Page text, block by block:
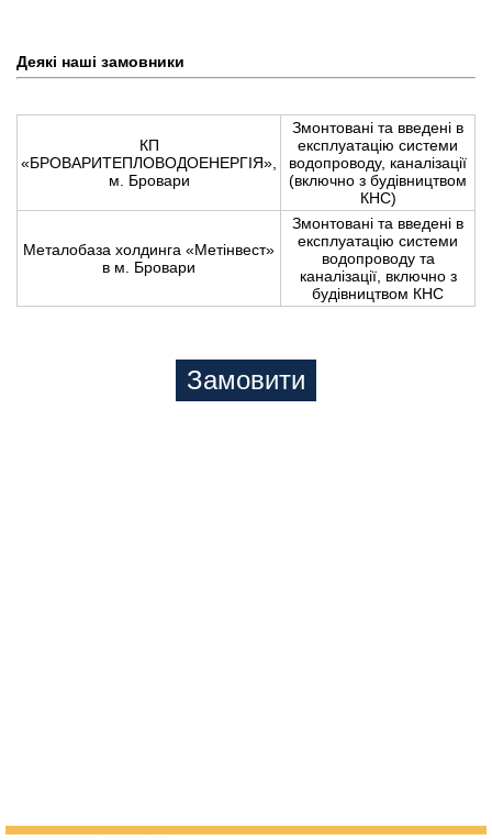
Деякі наші замовники
КП
«БРОВАРИТЕПЛОВОДОЕНЕРГІЯ»,
м. Бровари
Змонтовані та введені в
експлуатацію системи
водопроводу, каналізації
(включно з будівництвом
КНС)
Металобаза холдинга «Метінвест»
в м. Бровари
Змонтовані та введені в
експлуатацію системи
водопроводу та
каналізації, включно з
будівництвом КНС